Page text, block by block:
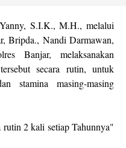
S.I.K., M.H., melalui
Bripda., Nandi Darmawan,
Banjar, melaksanakan
secara rutin, untuk
stamina masing-masing
rutin 2 kali setiap Tahunnya"